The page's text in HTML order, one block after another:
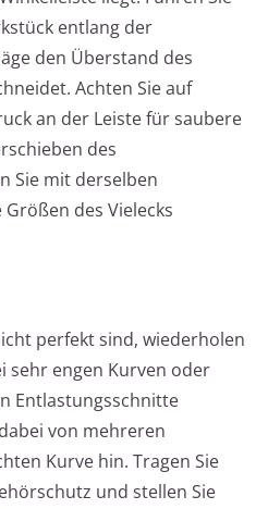
entlang der
den Überstand des
Achten Sie auf
an der Leiste für saubere
des
Sie mit derselben
des Vielecks
perfekt sind, wiederholen
sehr engen Kurven oder
Entlastungsschnitte
von mehreren
Kurve hin. Tragen Sie
und stellen Sie